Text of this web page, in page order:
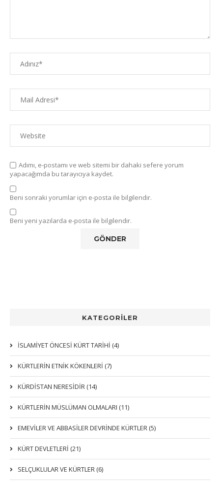
Adımı, e-postamı ve web sitemi bir dahaki sefere yorum
yapacağımda bu tarayıcıya kaydet.
Beni sonraki yorumlar için e-posta ile bilgilendir.
Beni yeni yazılarda e-posta ile bilgilendir.
KATEGORİLER
İSLAMİYET ÖNCESİ KÜRT TARİHİ (4)
KÜRTLERIN ETNIK KÖKENLERI (7)
KÜRDİSTAN NERESİDİR (14)
KÜRTLERİN MÜSLÜMAN OLMALARI (11)
EMEVİLER VE ABBASİLER DEVRİNDE KÜRTLER (5)
KÜRT DEVLETLERİ (21)
SELÇUKLULAR VE KÜRTLER (6)